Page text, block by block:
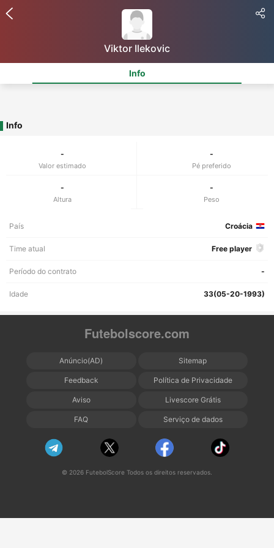
Viktor Ilekovic
Info
Info
-
Valor estimado
-
Pé preferido
-
Altura
-
Peso
País Croácia
Time atual Free player
Período do contrato -
Idade 33(05-20-1993)
Futebolscore.com
Anúncio(AD) Sitemap
Feedback Política de Privacidade
Aviso Livescore Grátis
FAQ Serviço de dados
© 2026 FutebolScore Todos os direitos reservados.